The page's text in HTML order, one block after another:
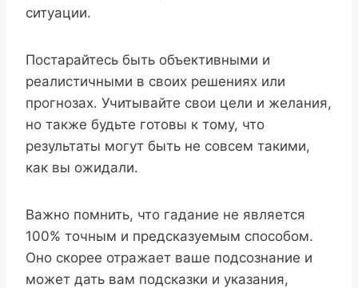
ситуации.
Постарайтесь быть объективными и
реалистичными в своих решениях или
прогнозах. Учитывайте свои цели и желания,
но также будьте готовы к тому, что
результаты могут быть не совсем такими,
как вы ожидали.
Важно помнить, что гадание не является
100% точным и предсказуемым способом.
Оно скорее отражает ваше подсознание и
может дать вам подсказки и указания,